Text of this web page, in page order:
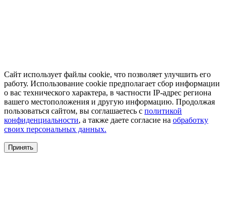
Сайт использует файлы cookie, что позволяет улучшить его
работу. Использование cookie предполагает сбор информации
о вас технического характера, в частности IP-адрес региона
вашего местоположения и другую информацию. Продолжая
пользоваться сайтом, вы соглашаетесь с политикой
конфиденциальности, а также даете согласие на обработку
своих персональных данных.
Принять